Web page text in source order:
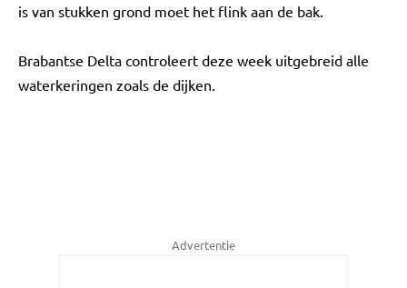
is van stukken grond moet het flink aan de bak.
Brabantse Delta controleert deze week uitgebreid alle
waterkeringen zoals de dijken.
Advertentie